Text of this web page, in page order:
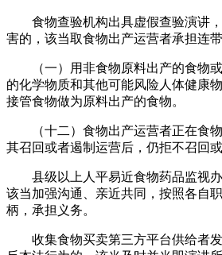
食物查验机构出具虚假查验演讲，
害的，该当取食物出产运营者承担连带
（一）用非食物原料出产的食物或
的化学物质和其他可能风险人体健康
接管食物做为原料出产的食物。
（十二）食物出产运营者正在食物
其召回或者遏制运营后，仍拒不召回或
县级以上人平易近食物药品监视办
该当加强沟通、亲近共同，按照各自
柄，承担义务。
收集食物买卖第三方平台供给者发